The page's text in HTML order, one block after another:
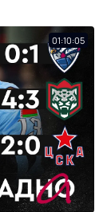
01:10:05